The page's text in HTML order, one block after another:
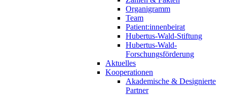
Organigramm
Team
Patient:innenbeirat
Hubertus-Wald-Stiftung
Hubertus-Wald-
Forschungsförderung
Aktuelles
Kooperationen
Akademische & Designierte
Partner